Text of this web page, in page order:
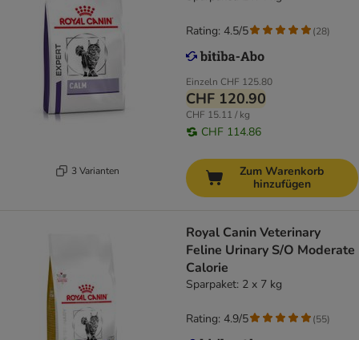
3 Varianten
Einzeln CHF 125.80
CHF 120.90
CHF 15.11 / kg
CHF 114.86
Rating: 4.5/5 (28)
Zum Warenkorb
hinzufügen
Royal Canin Veterinary
Feline Urinary S/O Moderate
Calorie
Sparpaket: 2 x 7 kg
Rating: 4.9/5 (55)